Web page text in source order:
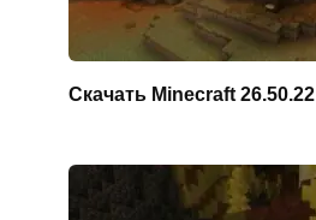
Скачать Minecraft 26.50.22